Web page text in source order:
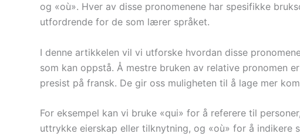
og «où». Hver av disse pronomenene har spesifikke
utfordrende for de som lærer språket.
I denne artikkelen vil vi utforske hvordan disse
som kan oppstå. Å mestre bruken av relative pronomen
presist på fransk. De gir oss muligheten til å lage mer
For eksempel kan vi bruke «qui» for å referere til
uttrykke eierskap eller tilknytning, og «où» for å indikere